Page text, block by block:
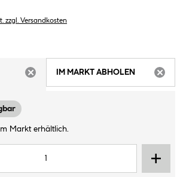
zzgl. Versandkosten
IM MARKT ABHOLEN
Markt erhältlich.